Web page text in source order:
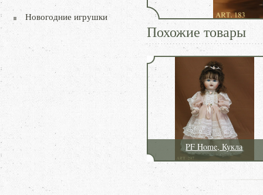
Похожие товары
PF Home, Кукла
Новогодние игрушки